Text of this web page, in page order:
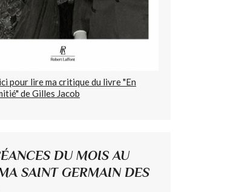
pour lire ma critique du livre "En
de Gilles Jacob
DU MOIS AU
SAINT GERMAIN DES